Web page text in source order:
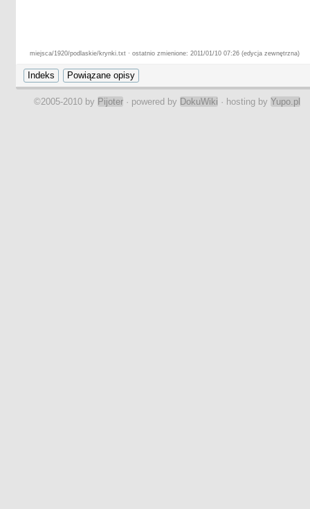
miejsca/1920/podlaskie/krynki.txt · ostatnio zmienione: 2011/01/10 07:26 (edycja zewnętrzna)
©2005-2010 by Pijoter · powered by DokuWiki · hosting by Yupo.pl